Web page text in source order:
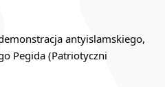
antyislamskiego,
Pegida (Patriotyczni